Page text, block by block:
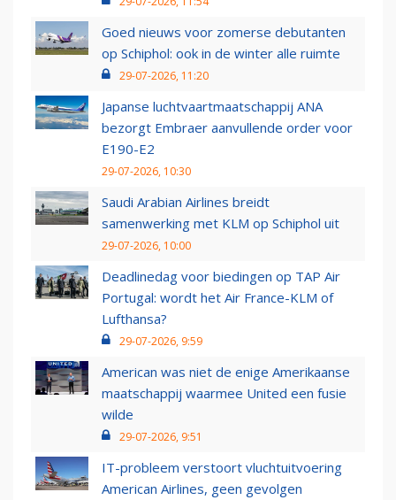
Goed nieuws voor zomerse debutanten
op Schiphol: ook in de winter alle ruimte
29-07-2026, 11:20
Japanse luchtvaartmaatschappij ANA
bezorgt Embraer aanvullende order voor
E190-E2
29-07-2026, 10:30
Saudi Arabian Airlines breidt
samenwerking met KLM op Schiphol uit
29-07-2026, 10:00
Deadlinedag voor biedingen op TAP Air
Portugal: wordt het Air France-KLM of
Lufthansa?
29-07-2026, 9:59
American was niet de enige Amerikaanse
maatschappij waarmee United een fusie
wilde
29-07-2026, 9:51
IT-probleem verstoort vluchtuitvoering
American Airlines, geen gevolgen